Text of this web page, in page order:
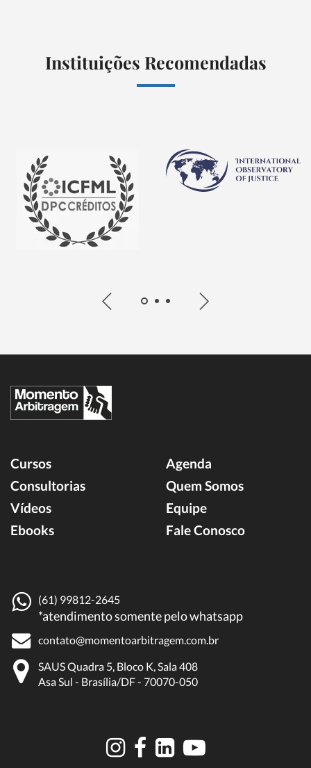
Instituições Recomendadas
Cursos
Consultorias
Vídeos
Ebooks
Agenda
Quem Somos
Equipe
Fale Conosco
(61) 99812-2645
*atendimento somente pelo whatsapp
contato@momentoarbitragem.com.br
SAUS Quadra 5, Bloco K, Sala 408
Asa Sul - Brasília/DF - 70070-050